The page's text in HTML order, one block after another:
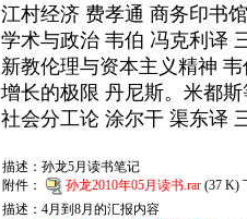
江村经济 费孝通 商务印书馆
学术与政治 韦伯 冯克利译
新教伦理与资本主义精神
增长的极限 丹尼斯。米都
社会分工论 涂尔干 渠东译
描述：孙龙5月读书笔记
附件：
孙龙2010年05月读书.rar(37 K)
描述：4月到8月的汇报内容